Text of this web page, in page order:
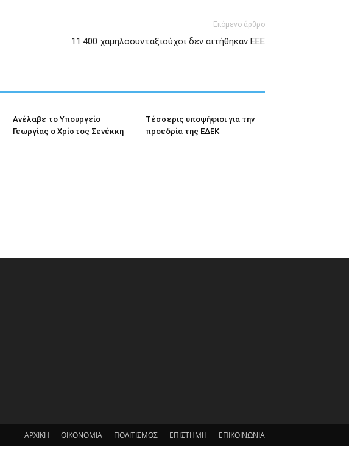
Επόμενο άρθρο
11.400 χαμηλοσυνταξιούχοι δεν αιτήθηκαν ΕΕΕ
Ανέλαβε το Υπουργείο
Γεωργίας ο Χρίστος Σενέκκη
Tέσσερις υποψήφιοι για την
προεδρία της ΕΔΕΚ
ΑΡΧΙΚΗ ΟΙΚΟΝΟΜΙΑ ΠΟΛΙΤΙΣΜΟΣ ΕΠΙΣΤΗΜΗ ΕΠΙΚΟΙΝΩΝΙΑ